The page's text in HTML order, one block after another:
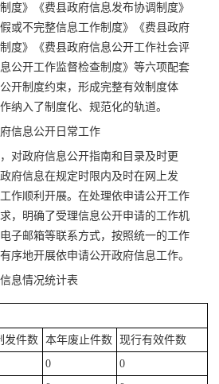
度》《费县政府信息发布协调制度》
或不完整信息工作制度》《费县政府
度》《费县政府信息公开工作社会评
公开工作监督检查制度》等六项配套
开制度约束，形成完整有效制度体
纳入了制度化、规范化的轨道。
信息公开日常工作
对政府信息公开指南和目录及时更
府信息在规定时限内及时在网上发
作顺利开展。在处理依申请公开工作
，明确了受理信息公开申请的工作机
子邮箱等联系方式，按照统一的工作
序地开展依申请公开政府信息工作。
息情况统计表
发件数 本年废止件数
现行有效件数
0
0